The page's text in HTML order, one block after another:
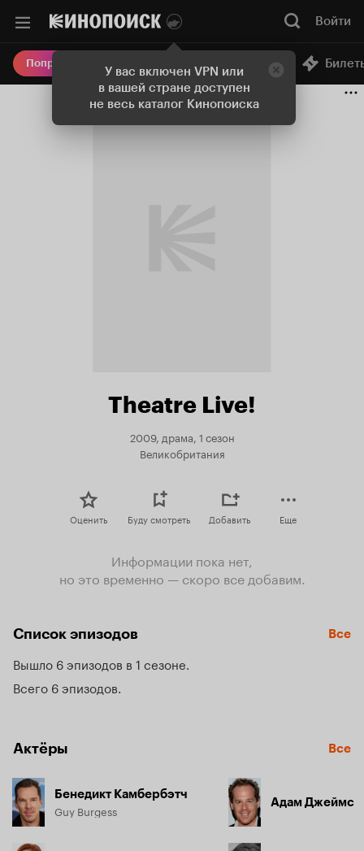
У вас включен VPN или
в вашей стране доступен
не весь каталог Кинопоиска
Войти
Попробовать Плюс Онлайн-кинотеатр
Theatre Live!
2009, драма, 1 сезон
Великобритания
Оценить Буду смотреть Добавить Еще
Информации пока нет,
но это временно — скоро все добавим.
Список эпизодов Все
Вышло 6 эпизодов в 1 сезоне
Всего 6 эпизодов
Актёры Все
Бенедикт Камбербэтч
Guy Burgess Адам Джеймс